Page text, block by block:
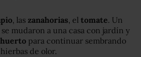
, las zanahorias , el tomate. Un
mudaron a una casa con jardín y
huerto para continuar sembrando
de olor.